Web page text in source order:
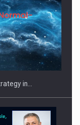
benzinariile RO…
in…